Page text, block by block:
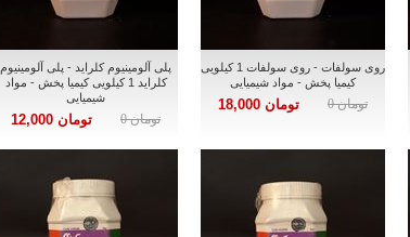
روی سولفات - روی سولفات 1 کیلویی
کیمیا پخش - مواد شیمیایی
تومان 0 تومان 18,000
پلی آلومینیوم کلراید - پلی آلومینیوم
کلراید 1 کیلویی کیمیا پخش - مواد
شیمیایی
تومان 0 تومان 12,000